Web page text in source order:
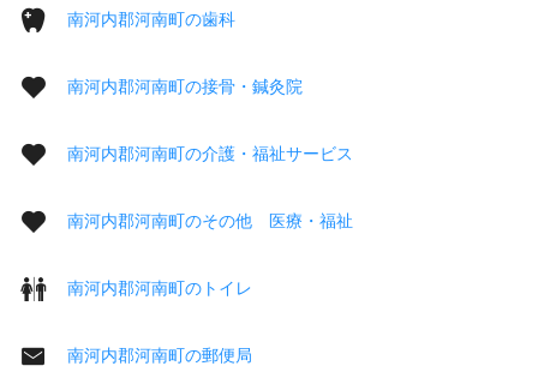
南河内郡河南町の歯科
南河内郡河南町の接骨・鍼灸院
南河内郡河南町の介護・福祉サービス
南河内郡河南町のその他 医療・福祉
南河内郡河南町のトイレ
南河内郡河南町の郵便局